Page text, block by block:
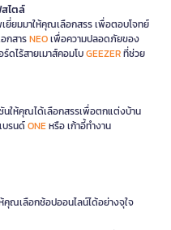
ไตล์
ยมมาให้คุณเลือกสรร เพื่อตอบโจทย์
กสารNEOเพื่อความปลอดภัยของ
ดไร้สายเมาส์คอมโบGEEZERที่ช่วย
ให้คุณได้เลือกสรรเพื่อตกแต่งบ้าน
บรนด์ONEหรือ เก้าอี้ทำงาน
คุณเลือกช้อปออนไลน์ได้อย่างจุใจ